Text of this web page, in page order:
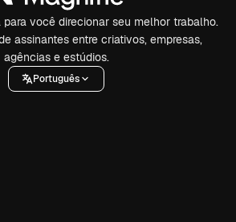
você direcionar seu melhor trabalho.
assinantes entre criativos, empresas,
agências e estúdios.
Português